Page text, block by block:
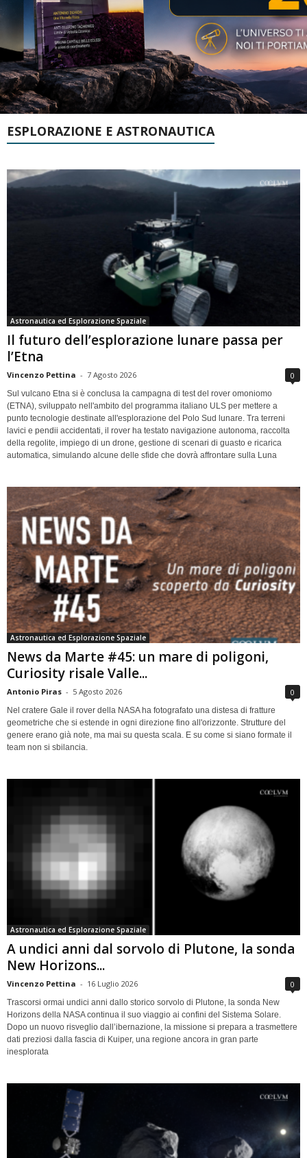
ESPLORAZIONE E ASTRONAUTICA
Astronautica ed Esplorazione Spaziale
Il futuro dell’esplorazione lunare passa per
l’Etna
Vincenzo Pettina - 7 Agosto 2026 0
Sul vulcano Etna si è conclusa la campagna di test del rover omoniomo
(ETNA), sviluppato nell'ambito del programma italiano ULS per mettere a
punto tecnologie destinate all'esplorazione del Polo Sud lunare. Tra terreni
lavici e pendii accidentati, il rover ha testato navigazione autonoma, raccolta
della regolite, impiego di un drone, gestione di scenari di guasto e ricarica
automatica, simulando alcune delle sfide che dovrà affrontare sulla Luna
Astronautica ed Esplorazione Spaziale
News da Marte #45: un mare di poligoni,
Curiosity risale Valle...
Antonio Piras - 5 Agosto 2026 0
Nel cratere Gale il rover della NASA ha fotografato una distesa di fratture
geometriche che si estende in ogni direzione fino all'orizzonte. Strutture del
genere erano già note, ma mai su questa scala. E su come si siano formate il
team non si sbilancia.
Astronautica ed Esplorazione Spaziale
A undici anni dal sorvolo di Plutone, la sonda
New Horizons...
Vincenzo Pettina - 16 Luglio 2026 0
Trascorsi ormai undici anni dallo storico sorvolo di Plutone, la sonda New
Horizons della NASA continua il suo viaggio ai confini del Sistema Solare.
Dopo un nuovo risveglio dall’ibernazione, la missione si prepara a trasmettere
dati preziosi dalla fascia di Kuiper, una regione ancora in gran parte
inesplorata